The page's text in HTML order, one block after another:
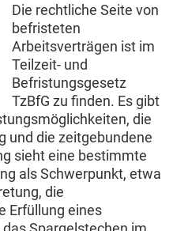
Die rechtliche Seite von
befristeten
Arbeitsverträgen ist im
Teilzeit- und
Befristungsgesetz
TzBfG zu finden. Es gibt
die
und die zeitgebundene
sieht eine bestimmte
als Schwerpunkt, etwa
die
Erfüllung eines